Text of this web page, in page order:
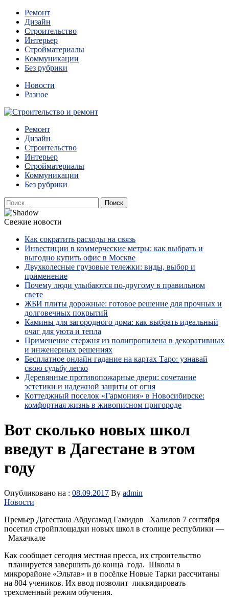
Перейти
содержимому
Ремонт
Дизайн
Строительство
Интерьер
Стройматериалы
Коммуникации
Без рубрики
Новости
Разное
Строительство и ремонт
Квартиры и дома, в которых живут разные люди, очень
отличаются между собой.
Ремонт
Дизайн
Строительство
Интерьер
Стройматериалы
Коммуникации
Без рубрики
Найти:
Свежие новости
Как сократить расходы на связь
Инвестиции в коммерческие метры: как выбрать и
выгодно купить офис в Москве
Двухколесные грузовые тележки: виды, выбор и
применение
Почему люди улыбаются по‑другому в правильном
свете
ЖБИ плиты дорожные: готовое решение для прочных и
долговечных покрытий
Камины для загородного дома: как выбрать идеальный
очаг для уюта и тепла
Применение стержня из полипропилена в декоративных
и инженерных решениях
Бесплатное онлайн гадание на картах Таро: узнавай
свою судьбу легко
Деревянные противопожарные двери: сочетание
эстетики и надежной защиты от огня
Коттеджный поселок «Гармония» в Новосибирске:
комфортная жизнь в живописном пригороде
Вот сколько новых школ
введут в Дагестане в этом
году
Опубликовано на : 08.09.2017 By admin
Новости
Премьер Дагестана Абдусамад Гамидов Халилов 7 сентября
посетил стройплощадки новых школ в столице республики —
Махачкале
Как сообщает сегодня местная пресса, их строительство
планируется завершить до конца года. Школы в
микрорайоне «Эльтав» и в посёлке Новые Тарки рассчитаны
на 804 учеников. Их ввод позволит ликвидировать
трехсменный режим обучения.